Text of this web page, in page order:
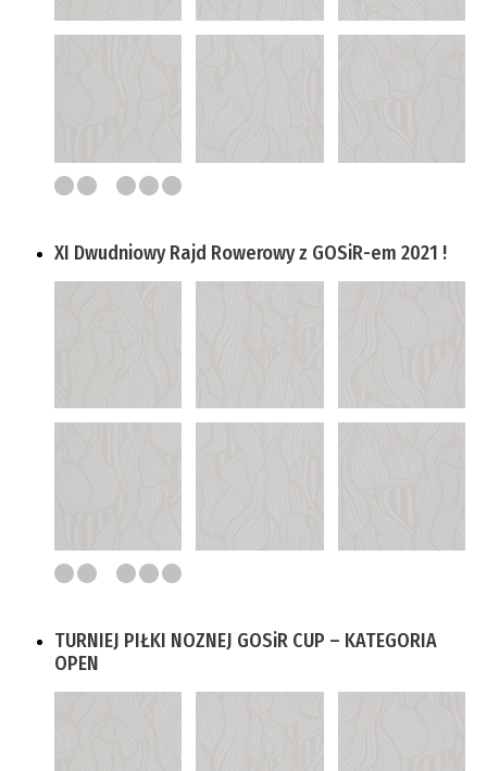
XI Dwudniowy Rajd Rowerowy z GOSiR-em 2021 !
TURNIEJ PIŁKI NOZNEJ GOSiR CUP – KATEGORIA
OPEN